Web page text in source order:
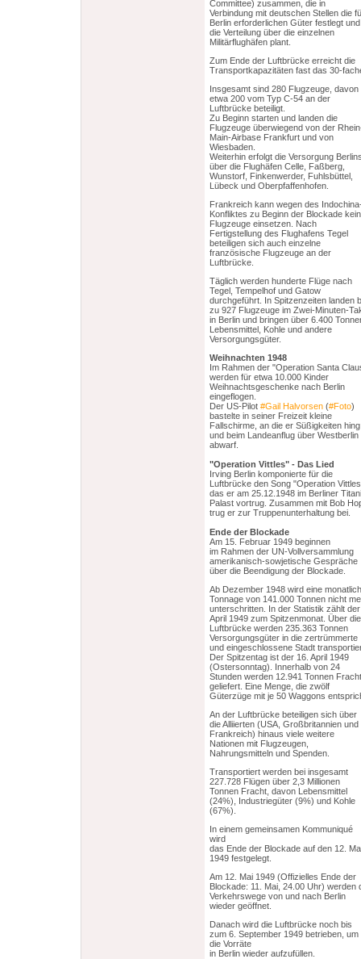
Committee) zusammen, die in
Verbindung mit deutschen Stellen die
Berlin erforderlichen Güter festlegt und
die Verteilung über die einzelnen
Militärflughäfen plant.
Zum Ende der Luftbrücke erreicht die
Transportkapazitäten fast das 30-
Insgesamt sind 280 Flugzeuge, davon
etwa 200 vom Typ C-54 an der
Luftbrücke beteiligt.
Zu Beginn starten und landen die
Flugzeuge überwiegend von der
Main-Airbase Frankfurt und von
Wiesbaden.
Weiterhin erfolgt die Versorgung
über die Flughäfen Celle, Faßberg,
Wunstorf, Finkenwerder, Fuhlsbüttel,
Lübeck und Oberpfaffenhofen.
Frankreich kann wegen des
Konfliktes zu Beginn der Blockade
Flugzeuge einsetzen. Nach
Fertigstellung des Flughafens Tegel
beteiligen sich auch einzelne
französische Flugzeuge an der
Luftbrücke.
Täglich werden hunderte Flüge nach
Tegel, Tempelhof und Gatow
durchgeführt. In Spitzenzeiten landen
zu 927 Flugzeuge im Zwei-Minuten-
in Berlin und bringen über 6.400
Lebensmittel, Kohle und andere
Versorgungsgüter.
Weihnachten 1948
Im Rahmen der "Operation Santa
werden für etwa 10.000 Kinder
Weihnachtsgeschenke nach Berlin
eingeflogen.
Der US-Pilot #Gail Halvorsen (#Foto)
bastelte in seiner Freizeit kleine
Fallschirme, an die er Süßigkeiten hing
und beim Landeanflug über Westberlin
abwarf.
"Operation Vittles" - Das Lied
Irving Berlin komponierte für die
Luftbrücke den Song "Operation
das er am 25.12.1948 im Berliner
Palast vortrug. Zusammen mit Bob
trug er zur Truppenunterhaltung bei.
Ende der Blockade
Am 15. Februar 1949 beginnen
im Rahmen der UN-Vollversammlung
amerikanisch-sowjetische Gespräche
über die Beendigung der Blockade.
Ab Dezember 1948 wird eine
Tonnage von 141.000 Tonnen nicht
unterschritten. In der Statistik zählt der
April 1949 zum Spitzenmonat. Über die
Luftbrücke werden 235.363 Tonnen
Versorgungsgüter in die zertrümmerte
und eingeschlossene Stadt
Der Spitzentag ist der 16. April 1949
(Ostersonntag). Innerhalb von 24
Stunden werden 12.941 Tonnen Fracht
geliefert. Eine Menge, die zwölf
Güterzüge mit je 50 Waggons
An der Luftbrücke beteiligen sich über
die Alliierten (USA, Großbritannien und
Frankreich) hinaus viele weitere
Nationen mit Flugzeugen,
Nahrungsmitteln und Spenden.
Transportiert werden bei insgesamt
227.728 Flügen über 2,3 Millionen
Tonnen Fracht, davon Lebensmittel
(24%), Industriegüter (9%) und Kohle
(67%).
In einem gemeinsamen Kommuniqué
wird
das Ende der Blockade auf den 12.
1949 festgelegt.
Am 12. Mai 1949 (Offizielles Ende der
Blockade: 11. Mai, 24.00 Uhr) werden
Verkehrswege von und nach Berlin
wieder geöffnet.
Danach wird die Luftbrücke noch bis
zum 6. September 1949 betrieben, um
die Vorräte
in Berlin wieder aufzufüllen.